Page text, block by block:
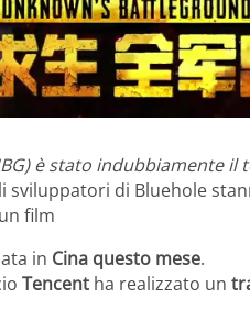
è stato indubbiamente
sviluppatori di Bluehole
film
in Cina questo mese.
Tencent ha realizzato un